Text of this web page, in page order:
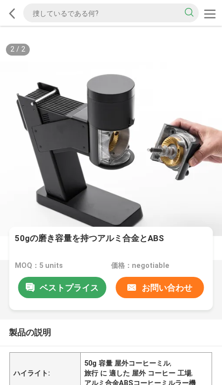
2/ 2
50gの磨き容量を持つアルミ合金とABS
MOQ：5 units 価格：negotiable
ベストプライス お問い合わせ
製品の説明
ハイライト:
50g 容量 屋外コーヒーミル,
旅行 に 適した 屋外 コーヒー 工場,
アルミ合金ABSコーヒーミルラー機